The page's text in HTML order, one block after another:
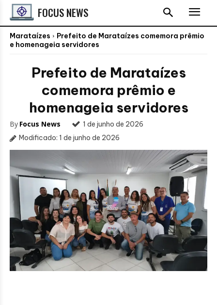
FOCUS NEWS
Marataízes
Prefeito de Marataízes comemora prêmio
e homenageia servidores
Prefeito de Marataízes
comemora prêmio e
homenageia servidores
By Focus News
1 de junho de 2026
Modificado: 1 de junho de 2026